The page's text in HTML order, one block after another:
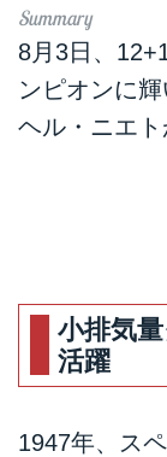
8月3日、
ンピオンに
ヘル・ニエト
小排気
活躍
1947年、ス